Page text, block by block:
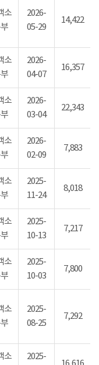
소
2026-
05-29
14,422
소
2026-
04-07
16,357
소
2026-
03-04
22,343
소
2026-
02-09
7,883
소
2025-
11-24
8,018
소
2025-
10-13
7,217
소
2025-
10-03
7,800
소
2025-
08-25
7,292
소
2025-